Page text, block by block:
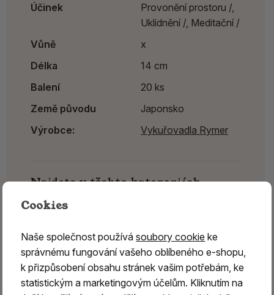
Účinek
Provonění prostoru /,
Uklidnění /, Meditační /
Vůně
x
Délka
14 cm
Balení
20 ks
Země původu
Japonsko
Výrobce:
Vykuřovadla Rymer
Najdete v těchto kategoriích
Vonné tyčinky z Japonska
Japonské vonné tyčinky Nippon Kodo
Vykuřovadla Rymer
Cookies
Naše společnost používásoubory cookie ke
správnému fungování vašeho oblíbeného e-shopu,
k přizpůsobení obsahu stránek vašim potřebám, ke
statistickým a marketingovým účelům. Kliknutím na